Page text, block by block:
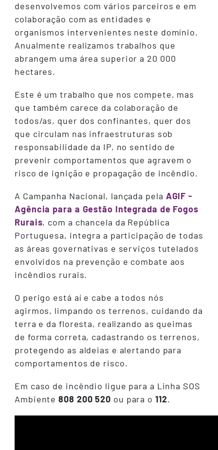
desenvolvemos com vários parceiros e em
colaboração com as entidades e
organismos intervenientes neste domínio.
Anualmente realizamos trabalhos que
abrangem uma área superior a 20 000
hectares.
Este é um trabalho que nos compete, mas
que também carece da colaboração de
todos/as, quer dos confinantes, quer dos
que circulam nas infraestruturas sob
responsabilidade da IP, no sentido de
prevenir comportamentos que agravem o
risco de ignição e propagação de incêndio.
A Campanha Nacional, lançada pela AGIF -
Agência para a Gestão Integrada de Fogos
Rurais, com a chancela da República
Portuguesa, integra a participação de todas
as áreas governativas e serviços tutelados
envolvidos na prevenção e combate aos
incêndios rurais.
O perigo está aí e cabe a todos nós
agirmos, limpando os terrenos, cuidando da
terra e da floresta, realizando as queimas
de forma correta, cadastrando os terrenos,
protegendo as aldeias e alertando para
comportamentos de risco.
Em caso de incêndio ligue para a Linha SOS
Ambiente808 200 520 ou para o 112.